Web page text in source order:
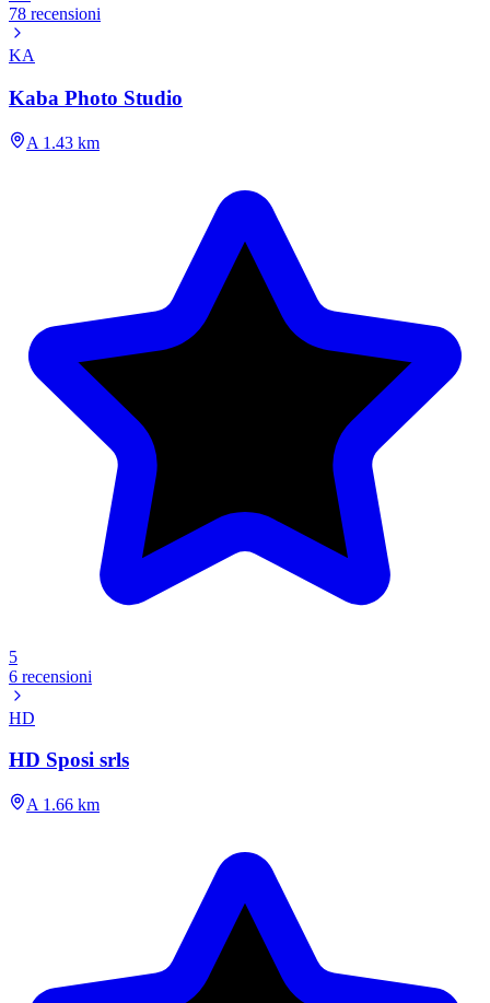
78 recensioni
KA
Kaba Photo Studio
A 1.43 km
5
6 recensioni
HD
HD Sposi srls
A 1.66 km